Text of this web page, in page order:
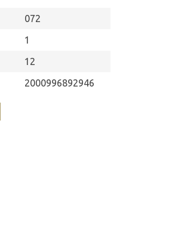
072
1
12
2000996892946